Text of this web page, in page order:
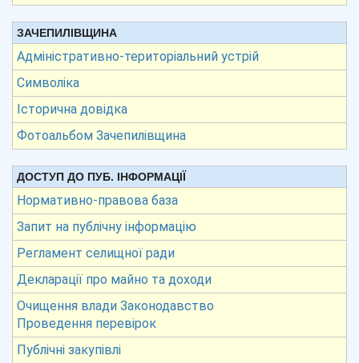
ЗАЧЕПИЛІВЩИНА
Адміністративно-територіальний устрій
Символіка
Історична довідка
Фотоальбом Зачепилівщина
ДОСТУП ДО ПУБ. ІНФОРМАЦІЇ
Нормативно-правова база
Запит на публічну інформацію
Регламент селищної ради
Декларації про майно та доходи
Очищення влади Законодавство
Проведення перевірок
Публічні закупівлі